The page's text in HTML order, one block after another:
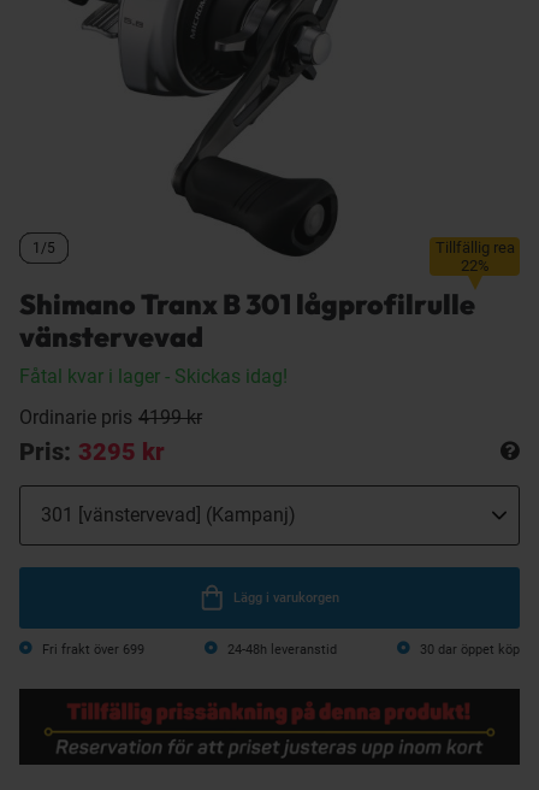
Tillfällig rea
22%
1/5
1/5
1/5
1/5
Shimano Tranx B 301 lågprofilrulle
vänstervevad
Fåtal kvar i lager - Skickas idag!
Ordinarie pris 4199 kr
Pris: 3295 kr
Lägg i varukorgen
Fri frakt över 699 24-48h leveranstid 30 dar öppet köp